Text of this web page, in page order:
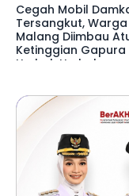
Cegah Mobil
Tersangkut,
Malang Diimbau
Ketinggian Gapura
Umbul-Umbul